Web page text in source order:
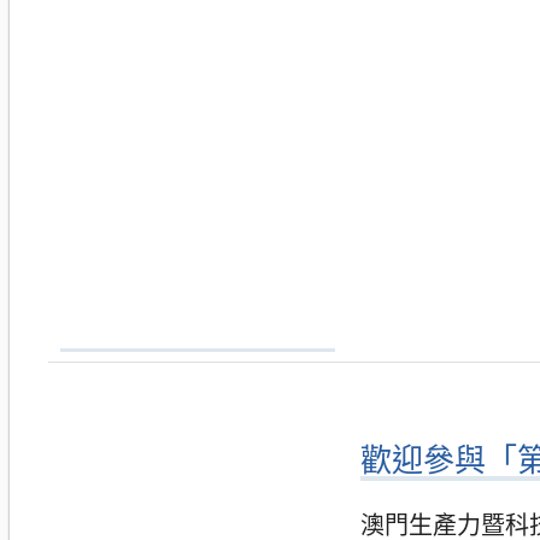
歡迎參與「
澳門生產力暨科